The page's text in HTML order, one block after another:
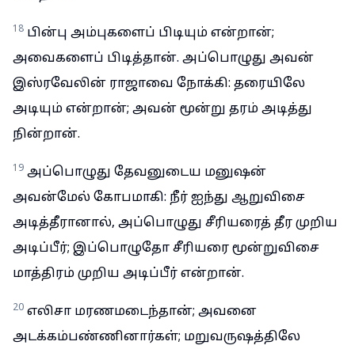
18 பின்பு அம்புகளைப் பிடியும் என்றான்;
அவைகளைப் பிடித்தான். அப்பொழுது அவன்
இஸ்ரவேலின் ராஜாவை நோக்கி: தரையிலே
அடியும் என்றான்; அவன் மூன்று தரம் அடித்து
நின்றான்.
19 அப்பொழுது தேவனுடைய மனுஷன்
அவன்மேல் கோபமாகி: நீர் ஐந்து ஆறுவிசை
அடித்தீரானால், அப்பொழுது சீரியரைத் தீர முறிய
அடிப்பீர்; இப்பொழுதோ சீரியரை மூன்றுவிசை
மாத்திரம் முறிய அடிப்பீர் என்றான்.
20 எலிசா மரணமடைந்தான்; அவனை
அடக்கம்பண்ணினார்கள்; மறுவருஷத்திலே